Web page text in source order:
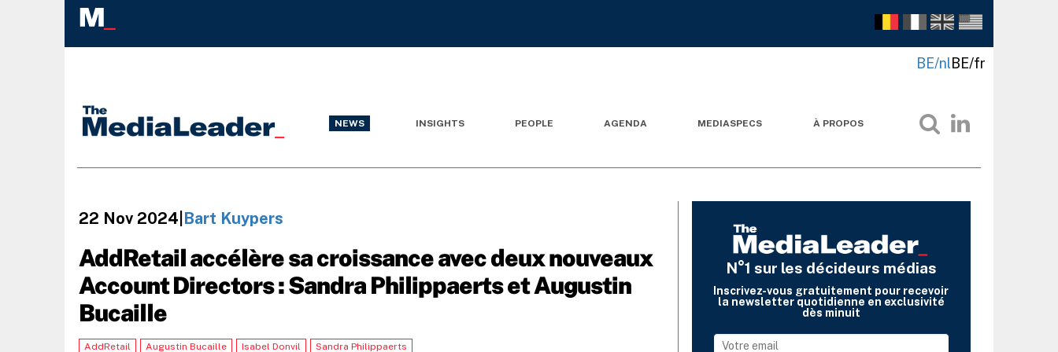
BE/nlBE/fr
NEWS INSIGHTS PEOPLE AGENDA MEDIASPECS À PROPOS
22 Nov 2024 Bart Kuypers
AddRetail accélère sa croissance avec deux nouveaux
Account Directors : Sandra Philippaerts et Augustin
Bucaille
AddRetail Augustin Bucaille Isabel Donvil Sandra Philippaerts
N°1 sur les décideurs médias
Inscrivez-vous gratuitement pour recevoir
la newsletter quotidienne en exclusivité
dès minuit